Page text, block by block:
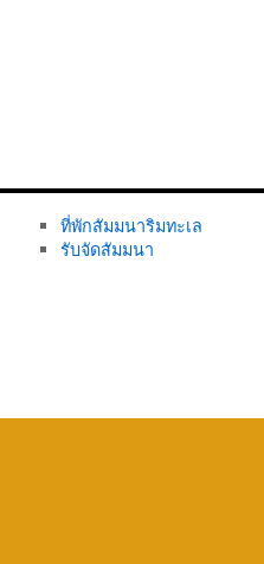
ที่พักสัมมนาริมทะเล
รับจัดสัมมนา